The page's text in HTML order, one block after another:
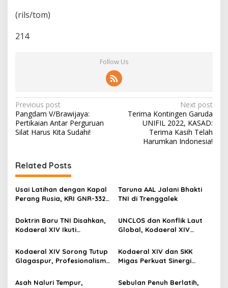
(rils/tom)
214
Follow Us
P
o
s
n
a
v
g
a
t
i
o
Previous post
Pangdam V/Brawijaya:
Pertikaian Antar Perguruan
Silat Harus Kita Sudahi!
Next post
Terima Kontingen Garuda
UNIFIL 2022, KASAD:
Terima Kasih Telah
Harumkan Indonesia!
Related Posts
Usai Latihan dengan Kapal
Perang Rusia, KRI GNR-332
Angkatan Laut Jepang
Taruna AAL Jalani Bhakti
TNI di Trenggalek
Doktrin Baru TNI Disahkan,
Kodaeral XIV Ikuti
Nusantara Secara Virtual
UNCLOS dan Konflik Laut
Global, Kodaeral XIV
Strategis Kemlu-TNI AL
Kodaeral XIV Sorong Tutup
Glagaspur, Profesionalisme
Diuji
Kodaeral XIV dan SKK
Migas Perkuat Sinergi
Papua-Maluku
Asah Naluri Tempur,
Sebulan Penuh Berlatih,